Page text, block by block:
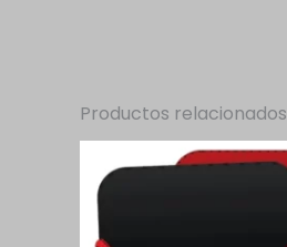
Productos relacionados